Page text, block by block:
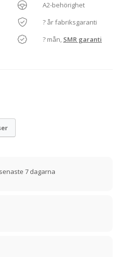
A2-behörighet
? år fabriksgaranti
? mån, SMR garanti
7 dagarna